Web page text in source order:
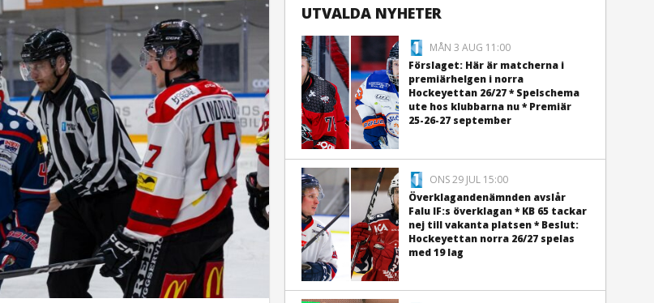
UTVALDA NYHETER
MÅN 3 AUG 11:00
Förslaget: Här är matcherna i
premiärhelgen i norra
Hockeyettan 26/27 * Spelschema
ute hos klubbarna nu * Premiär
25-26-27 september
ONS 29 JUL 15:00
Överklagandenämnden avslår
Falu IF:s överklagan * KB 65 tackar
nej till vakanta platsen * Beslut:
Hockeyettan norra 26/27 spelas
med 19 lag